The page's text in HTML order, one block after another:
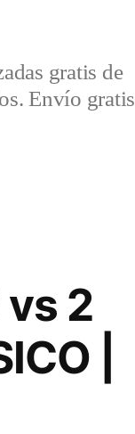
gratis de
Envío gratis
vs 2
|